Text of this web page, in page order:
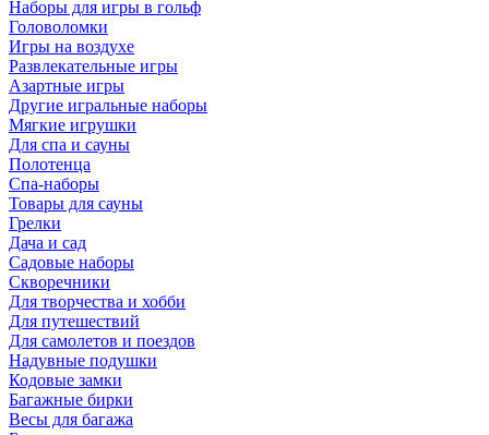
Наборы для игры в гольф
Головоломки
Игры на воздухе
Развлекательные игры
Азартные игры
Другие игральные наборы
Мягкие игрушки
Для спа и сауны
Полотенца
Спа-наборы
Товары для сауны
Грелки
Дача и сад
Садовые наборы
Скворечники
Для творчества и хобби
Для путешествий
Для самолетов и поездов
Надувные подушки
Кодовые замки
Багажные бирки
Весы для багажа